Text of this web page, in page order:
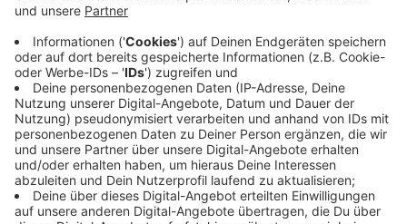
Länder.
Anzeige
Wie bewerten Fachleute den Nutzen von
stationären Luftfilteranlagen?
Anzeige